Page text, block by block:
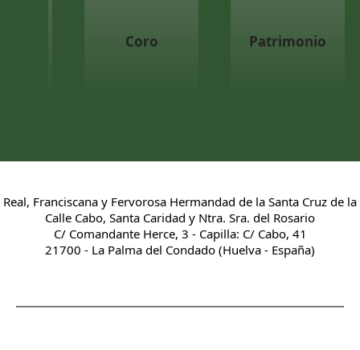
Coro Patrimonio
Real, Franciscana y Fervorosa Hermandad de la Santa Cruz de la
Calle Cabo, Santa Caridad y Ntra. Sra. del Rosario
C/ Comandante Herce, 3 - Capilla: C/ Cabo, 41
21700 - La Palma del Condado (Huelva - España)